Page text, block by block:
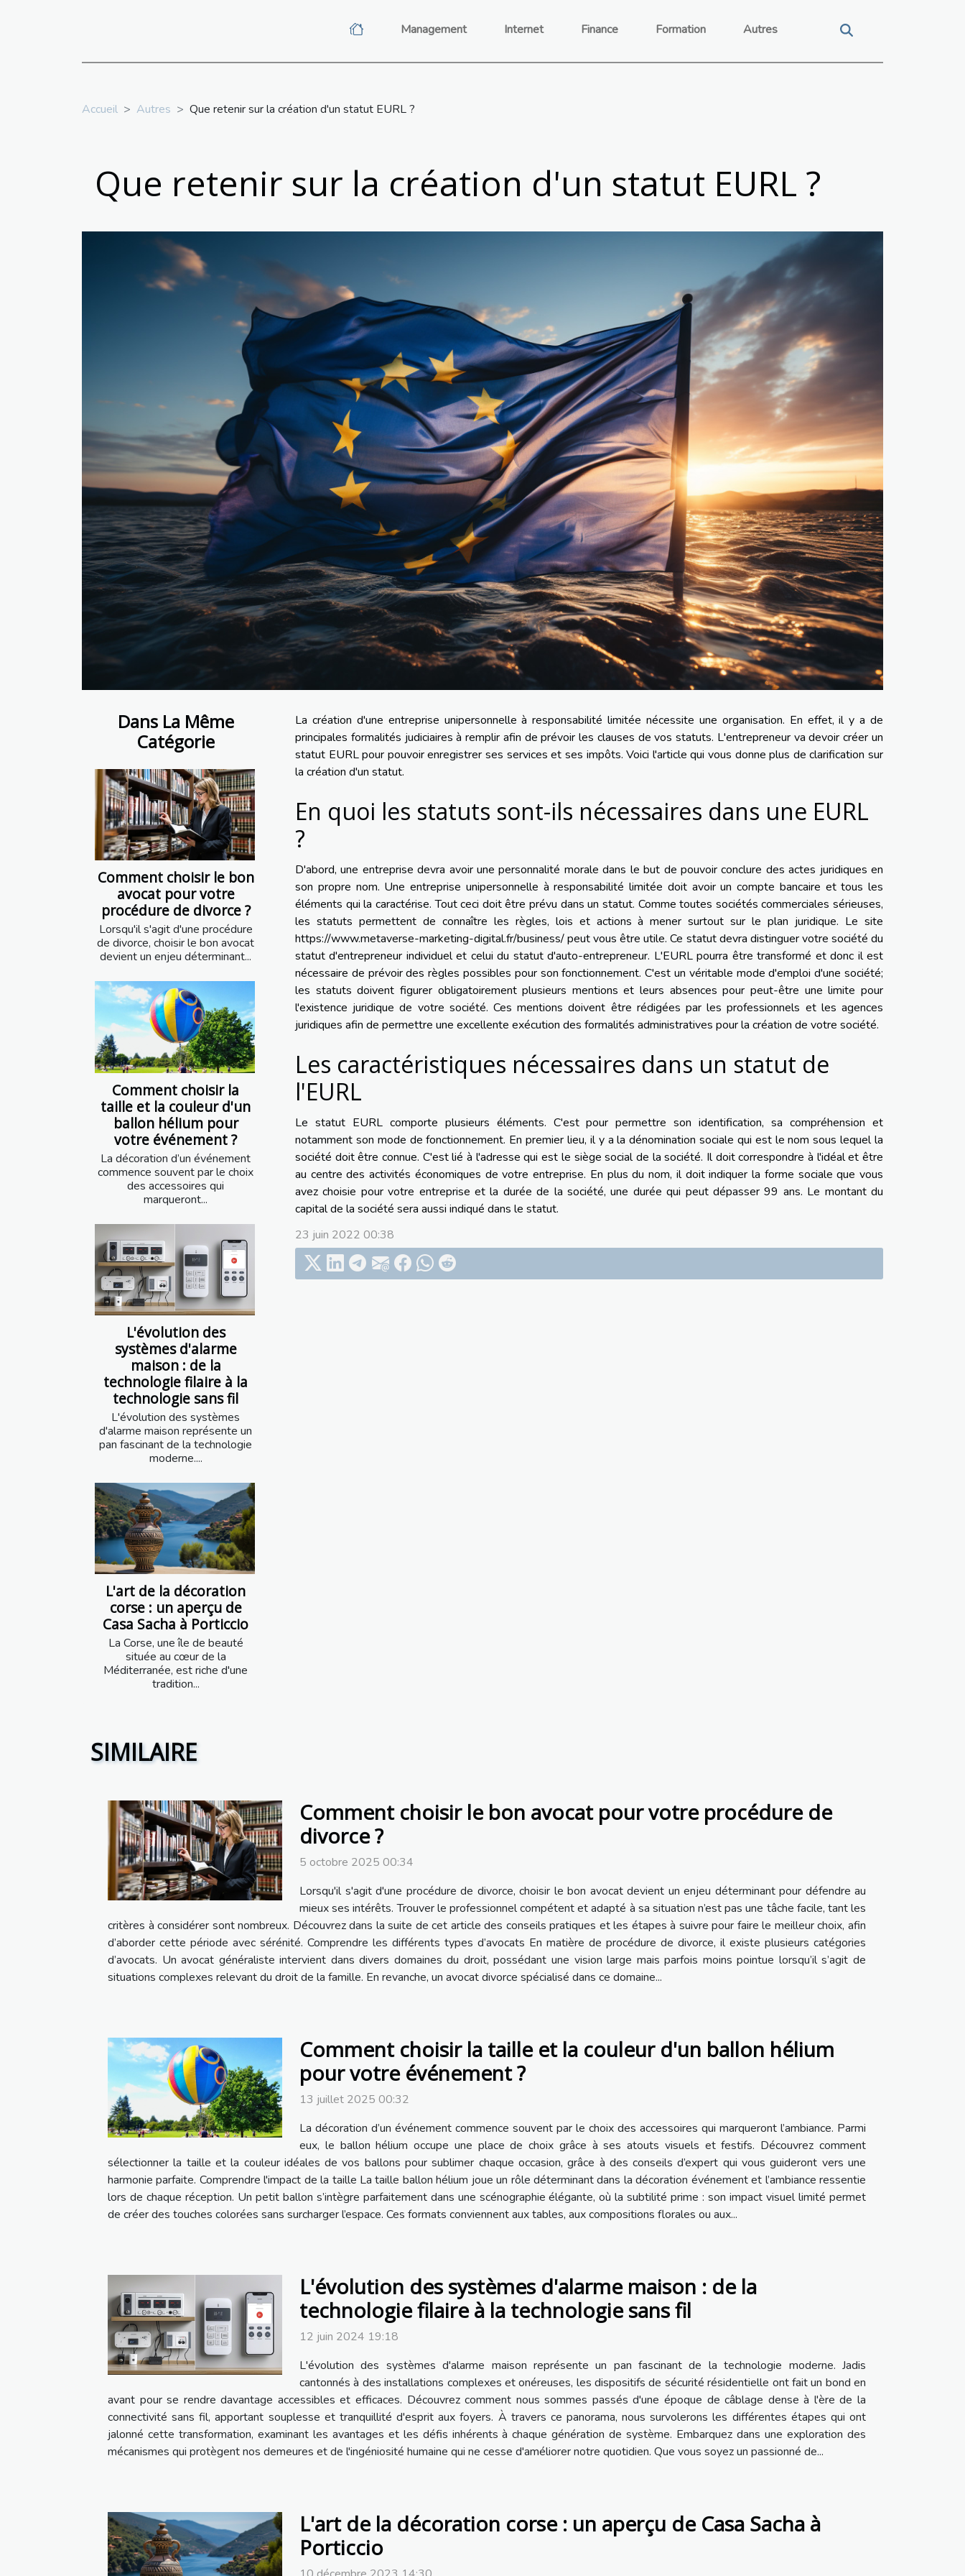
Management Internet Finance Formation Autres
Accueil Autres Que retenir sur la création d'un statut EURL ?
Que retenir sur la création d'un statut EURL ?
Dans La Même
Catégorie
Comment choisir le bon
avocat pour votre
procédure de divorce ?
Lorsqu'il s'agit d'une procédure
de divorce, choisir le bon avocat
devient un enjeu déterminant...
Comment choisir la
taille et la couleur d'un
ballon hélium pour
votre événement ?
La décoration d’un événement
commence souvent par le choix
des accessoires qui
marqueront...
L'évolution des
systèmes d'alarme
maison : de la
technologie filaire à la
technologie sans fil
L'évolution des systèmes
d'alarme maison représente un
pan fascinant de la technologie
moderne....
L'art de la décoration
corse : un aperçu de
Casa Sacha à Porticcio
La Corse, une île de beauté
située au cœur de la
Méditerranée, est riche d'une
tradition...
La création d'une entreprise unipersonnelle à responsabilité limitée nécessite une organisation. En effet, il y a de
principales formalités judiciaires à remplir afin de prévoir les clauses de vos statuts. L'entrepreneur va devoir créer un
statut EURL pour pouvoir enregistrer ses services et ses impôts. Voici l'article qui vous donne plus de clarification sur
la création d'un statut.
En quoi les statuts sont-ils nécessaires dans une EURL
?
D'abord, une entreprise devra avoir une personnalité morale dans le but de pouvoir conclure des actes juridiques en
son propre nom. Une entreprise unipersonnelle à responsabilité limitée doit avoir un compte bancaire et tous les
éléments qui la caractérise. Tout ceci doit être prévu dans un statut. Comme toutes sociétés commerciales sérieuses,
les statuts permettent de connaître les règles, lois et actions à mener surtout sur le plan juridique. Le site
https://www.metaverse-marketing-digital.fr/business/peut vous être utile. Ce statut devra distinguer votre société du
statut d'entrepreneur individuel et celui du statut d'auto-entrepreneur. L'EURL pourra être transformé et donc il est
nécessaire de prévoir des règles possibles pour son fonctionnement. C'est un véritable mode d'emploi d'une société;
les statuts doivent figurer obligatoirement plusieurs mentions et leurs absences pour peut-être une limite pour
l'existence juridique de votre société. Ces mentions doivent être rédigées par les professionnels et les agences
juridiques afin de permettre une excellente exécution des formalités administratives pour la création de votre société.
Les caractéristiques nécessaires dans un statut de
l'EURL
Le statut EURL comporte plusieurs éléments. C'est pour permettre son identification, sa compréhension et
notamment son mode de fonctionnement. En premier lieu, il y a la dénomination sociale qui est le nom sous lequel la
société doit être connue. C'est lié à l'adresse qui est le siège social de la société. Il doit correspondre à l'idéal et être
au centre des activités économiques de votre entreprise. En plus du nom, il doit indiquer la forme sociale que vous
avez choisie pour votre entreprise et la durée de la société, une durée qui peut dépasser 99 ans. Le montant du
capital de la société sera aussi indiqué dans le statut.
23 juin 2022 00:38
SIMILAIRE
Comment choisir le bon avocat pour votre procédure de
divorce ?
5 octobre 2025 00:34
Lorsqu'il s'agit d'une procédure de divorce, choisir le bon avocat devient un enjeu déterminant pour défendre au
mieux ses intérêts. Trouver le professionnel compétent et adapté à sa situation n’est pas une tâche facile, tant les
critères à considérer sont nombreux. Découvrez dans la suite de cet article des conseils pratiques et les étapes à suivre pour faire le meilleur choix, afin
d’aborder cette période avec sérénité. Comprendre les différents types d’avocats En matière de procédure de divorce, il existe plusieurs catégories
d’avocats. Un avocat généraliste intervient dans divers domaines du droit, possédant une vision large mais parfois moins pointue lorsqu’il s’agit de
situations complexes relevant du droit de la famille. En revanche, un avocat divorce spécialisé dans ce domaine...
Comment choisir la taille et la couleur d'un ballon hélium
pour votre événement ?
13 juillet 2025 00:32
La décoration d’un événement commence souvent par le choix des accessoires qui marqueront l’ambiance. Parmi
eux, le ballon hélium occupe une place de choix grâce à ses atouts visuels et festifs. Découvrez comment
sélectionner la taille et la couleur idéales de vos ballons pour sublimer chaque occasion, grâce à des conseils d’expert qui vous guideront vers une
harmonie parfaite. Comprendre l'impact de la taille La taille ballon hélium joue un rôle déterminant dans la décoration événement et l’ambiance ressentie
lors de chaque réception. Un petit ballon s’intègre parfaitement dans une scénographie élégante, où la subtilité prime : son impact visuel limité permet
de créer des touches colorées sans surcharger l’espace. Ces formats conviennent aux tables, aux compositions florales ou aux...
L'évolution des systèmes d'alarme maison : de la
technologie filaire à la technologie sans fil
12 juin 2024 19:18
L'évolution des systèmes d'alarme maison représente un pan fascinant de la technologie moderne. Jadis
cantonnés à des installations complexes et onéreuses, les dispositifs de sécurité résidentielle ont fait un bond en
avant pour se rendre davantage accessibles et efficaces. Découvrez comment nous sommes passés d'une époque de câblage dense à l'ère de la
connectivité sans fil, apportant souplesse et tranquillité d'esprit aux foyers. À travers ce panorama, nous survolerons les différentes étapes qui ont
jalonné cette transformation, examinant les avantages et les défis inhérents à chaque génération de système. Embarquez dans une exploration des
mécanismes qui protègent nos demeures et de l'ingéniosité humaine qui ne cesse d'améliorer notre quotidien. Que vous soyez un passionné de...
L'art de la décoration corse : un aperçu de Casa Sacha à
Porticcio